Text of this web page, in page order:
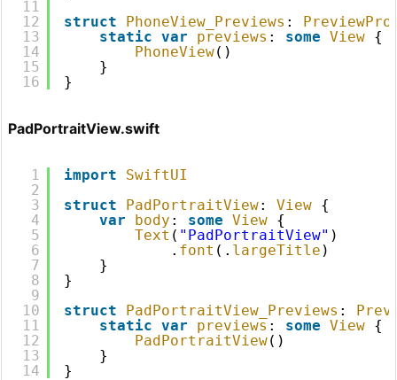
11
12
13
14
15
16
struct
PhoneView_Previews :
static var previews : some View {
PhoneView()
}
}
PadPortraitView.swift
1
2
3
4
5
6
7
8
9
10
11
12
13
14
import
SwiftUI
struct
PadPortraitView: View {
var
body : some View {
Text ( "PadPortraitView" )
. font (. largeTitle )
}
}
struct
PadPortraitView_Previews :
static var previews : some View {
PadPortraitView()
}
}